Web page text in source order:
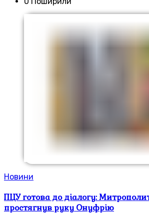
Новини
ПЦУ готова до діалогу:
простягнув руку Онуфрію